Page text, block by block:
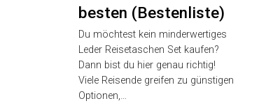
besten (Bestenliste)
Du möchtest kein minderwertiges
Leder Reisetaschen Set kaufen?
Dann bist du hier genau richtig!
Viele Reisende greifen zu günstigen
Optionen,…